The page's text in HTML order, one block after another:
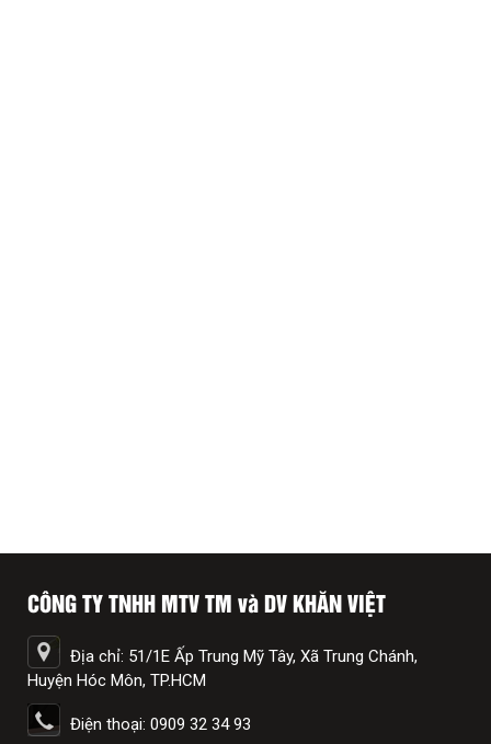
CÔNG TY TNHH MTV TM và DV KHĂN VIỆT
Địa chỉ: 51/1E Ấp Trung Mỹ Tây, Xã Trung Chánh,
Huyện Hóc Môn, TP.HCM
Điện thoại: 0909 32 34 93